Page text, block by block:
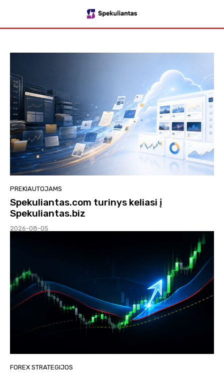
PREKIAUTOJAMS
Spekuliantas.com turinys keliasi į
Spekuliantas.biz
2026-08-05
FOREX STRATEGIJOS